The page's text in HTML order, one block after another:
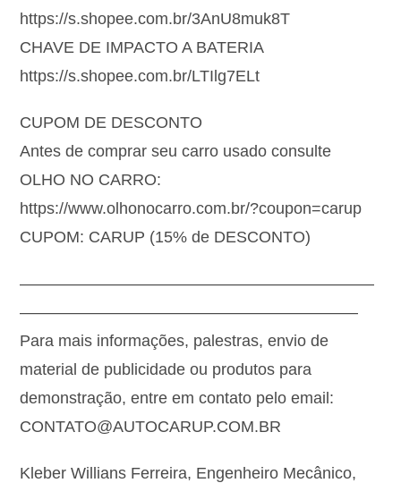
https://s.shopee.com.br/3AnU8muk8T
CHAVE DE IMPACTO A BATERIA
https://s.shopee.com.br/LTIlg7ELt
CUPOM DE DESCONTO
Antes de comprar seu carro usado consulte
OLHO NO CARRO:
https://www.olhonocarro.com.br/?coupon=carup
CUPOM: CARUP (15% de DESCONTO)
——————————————————————
—————————————————————
Para mais informações, palestras, envio de
material de publicidade ou produtos para
demonstração, entre em contato pelo email:
CONTATO@AUTOCARUP.COM.BR
Kleber Willians Ferreira, Engenheiro Mecânico,